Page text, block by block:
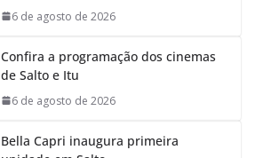
6 de agosto de 2026
Confira a programação dos cinemas
de Salto e Itu
6 de agosto de 2026
Bella Capri inaugura primeira